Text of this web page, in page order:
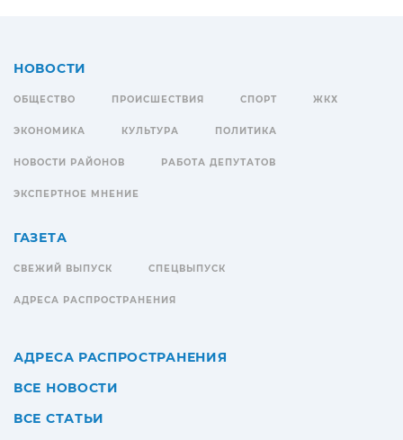
НОВОСТИ
ОБЩЕСТВО ПРОИСШЕСТВИЯ СПОРТ ЖКХ
ЭКОНОМИКА КУЛЬТУРА ПОЛИТИКА
НОВОСТИ РАЙОНОВ РАБОТА ДЕПУТАТОВ
ЭКСПЕРТНОЕ МНЕНИЕ
ГАЗЕТА
СВЕЖИЙ ВЫПУСК СПЕЦВЫПУСК
АДРЕСА РАСПРОСТРАНЕНИЯ
АДРЕСА РАСПРОСТРАНЕНИЯ
ВСЕ НОВОСТИ
ВСЕ СТАТЬИ